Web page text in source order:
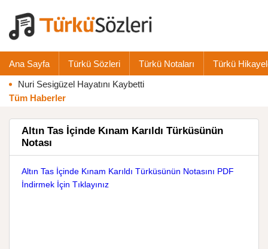
Ana Sayfa Türkü Sözleri Türkü Notaları Türkü
Nuri Sesigüzel Hayatını Kaybetti
Tüm Haberler
Altın Tas İçinde Kınam Karıldı Türküsünün
Notası
Altın Tas İçinde Kınam Karıldı Türküsünün Notasını PDF
İndirmek İçin Tıklayınız